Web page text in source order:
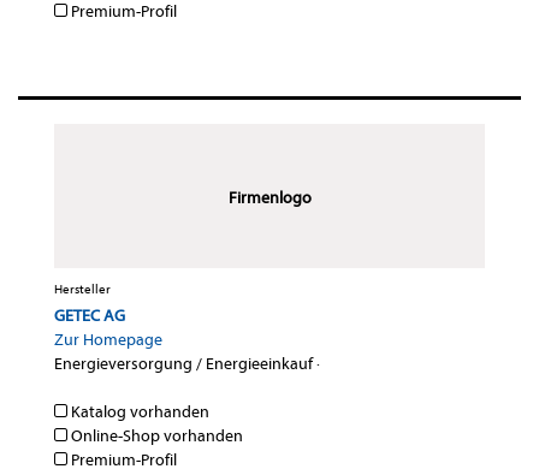
Premium-Profil
Firmenlogo
Hersteller
GETEC AG
Zur Homepage
Energieversorgung / Energieeinkauf·
Katalog vorhanden
Online-Shop vorhanden
Premium-Profil